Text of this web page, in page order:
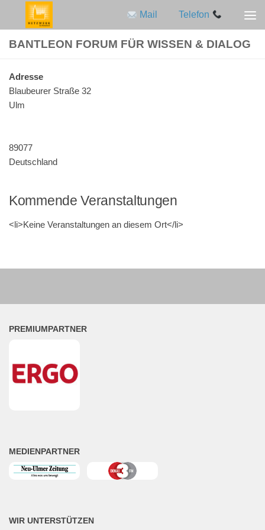
Zum Inhalt springen Mail Telefon
BANTLEON FORUM FÜR WISSEN & DIALOG
Adres­se
Blau­beu­rer Stra­ße 32
Ulm
89077
Deutschland
Kommende Veranstaltungen
<li>Keine Ver­an­stal­tun­gen an die­sem Ort</li>
PREMIUMPARTNER
MEDIENPARTNER
WIR UNTERSTÜTZEN